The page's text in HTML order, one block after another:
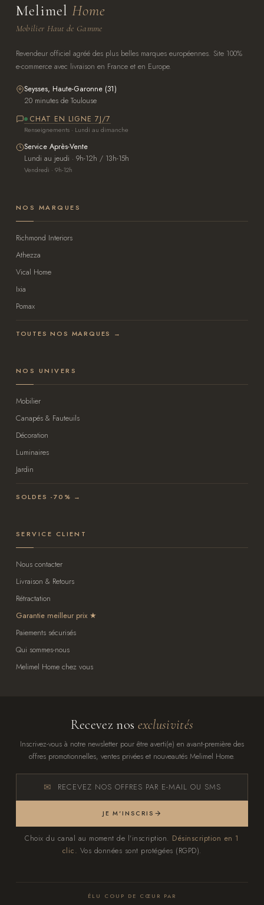
Melimel Home
Mobilier Haut de Gamme
Revendeur officiel agréé des plus belles marques européennes. Site 100%
e-commerce avec livraison en France et en Europe.
Seysses, Haute-Garonne (31)
20 minutes de Toulouse
CHAT EN LIGNE 7J/7
Renseignements · Lundi au dimanche
Service Après-Vente
Lundi au jeudi · 9h-12h / 13h-15h
Vendredi · 9h-12h
NOS MARQUES
Richmond Interiors
Athezza
Vical Home
Ixia
Pomax
TOUTES NOS MARQUES →
NOS UNIVERS
Mobilier
Canapés & Fauteuils
Décoration
Luminaires
Jardin
SOLDES -70% →
SERVICE CLIENT
Nous contacter
Livraison & Retours
Rétractation
Garantie meilleur prix
Paiements sécurisés
Qui sommes-nous
Melimel Home chez vous
Recevez nos exclusivités
Inscrivez-vous à notre newsletter pour être averti(e) en avant-première des
offres promotionnelles, ventes privées et nouveautés Melimel Home.
RECEVEZ NOS OFFRES PAR E-MAIL OU SMS
JE M'INSCRIS
Choix du canal au moment de l'inscription. Désinscription en 1
clic. Vos données sont protégées (RGPD).
ÉLU COUP DE CŒUR PAR